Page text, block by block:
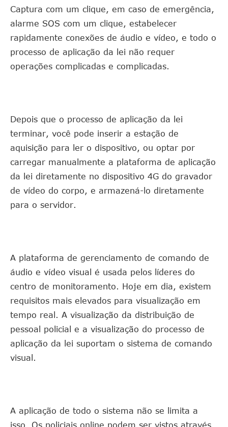
Captura com um clique, em caso de emergência,
alarme SOS com um clique, estabelecer
rapidamente conexões de áudio e vídeo, e todo o
processo de aplicação da lei não requer
operações complicadas e complicadas.
Depois que o processo de aplicação da lei
terminar, você pode inserir a estação de
aquisição para ler o dispositivo, ou optar por
carregar manualmente a plataforma de aplicação
da lei diretamente no dispositivo 4G do gravador
de vídeo do corpo, e armazená-lo diretamente
para o servidor.
A plataforma de gerenciamento de comando de
áudio e vídeo visual é usada pelos líderes do
centro de monitoramento. Hoje em dia, existem
requisitos mais elevados para visualização em
tempo real. A visualização da distribuição de
pessoal policial e a visualização do processo de
aplicação da lei suportam o sistema de comando
visual.
A aplicação de todo o sistema não se limita a
isso. Os policiais online podem ser vistos através